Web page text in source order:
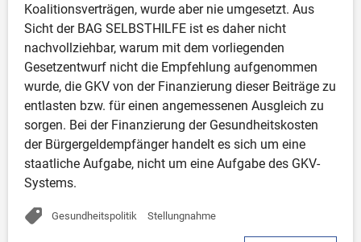
Koalitionsverträgen, wurde aber nie umgesetzt. Aus
Sicht der BAG SELBSTHILFE ist es daher nicht
nachvollziehbar, warum mit dem vorliegenden
Gesetzentwurf nicht die Empfehlung aufgenommen
wurde, die GKV von der Finanzierung dieser Beiträge zu
entlasten bzw. für einen angemessenen Ausgleich zu
sorgen. Bei der Finanzierung der Gesundheitskosten
der Bürgergeldempfänger handelt es sich um eine
staatliche Aufgabe, nicht um eine Aufgabe des GKV-
Systems.
Gesundheitspolitik Stellungnahme